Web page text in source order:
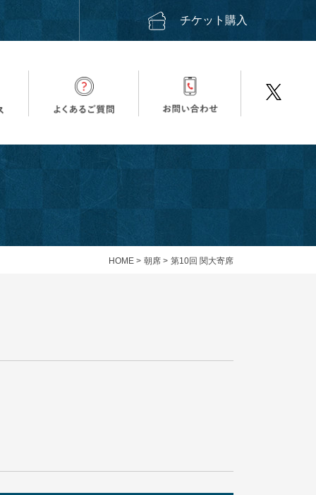
チケット購入
HOME > 朝席 > 第10回 関大寄席